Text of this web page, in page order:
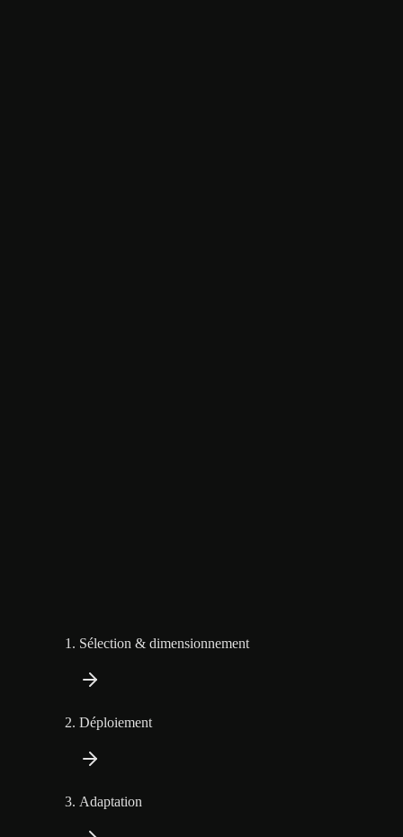
Sélection & dimensionnement
Déploiement
Adaptation